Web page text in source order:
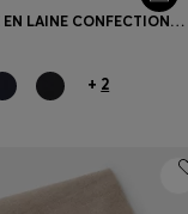
ÉCHARPE EN LAINE CONFECTIONNÉE EN ITALIE AVEC PATCH LOGOTÉ
+ 2